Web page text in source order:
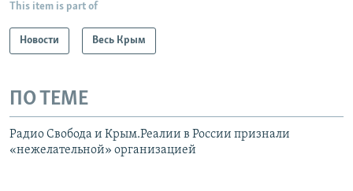
This item is part of
Новости Весь Крым
ПО ТЕМЕ
Радио Свобода и Крым.Реалии в России признали
«нежелательной» организацией